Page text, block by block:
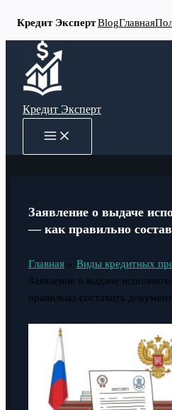
Кредит ЭкспертBlogГлавная
Перейти
содержимому
Кредит Эксперт
MAIN
MENU
Заявление о выдаче
— как правильно
Главная
Виды кредитных
Заявление о выдаче
правильно составить документ